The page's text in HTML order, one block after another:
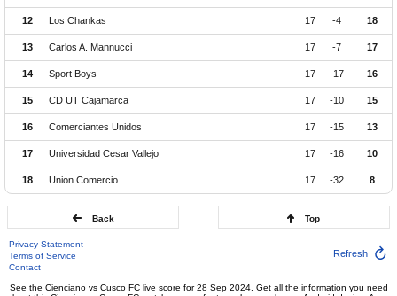
12 Los Chankas 17 -4 18
13 Carlos A. Mannucci 17 -7 17
14 Sport Boys 17 -17 16
15 CD UT Cajamarca 17 -10 15
16 Comerciantes Unidos 17 -15 13
17 Universidad Cesar Vallejo 17 -16 10
18 Union Comercio 17 -32 8
Back Top
Privacy Statement
Terms of Service
Contact
Refresh
See the Cienciano vs Cusco FC live score for 28 Sep 2024. Get all the information you need